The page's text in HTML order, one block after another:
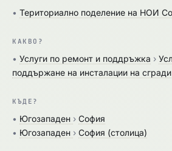
• Териториално поделение на НОИ
КАКВО?
• Услуги по ремонт и поддръжка ›
поддържане на инсталации на сгради
КЪДЕ?
• Югозападен › София
• Югозападен › София (столица)